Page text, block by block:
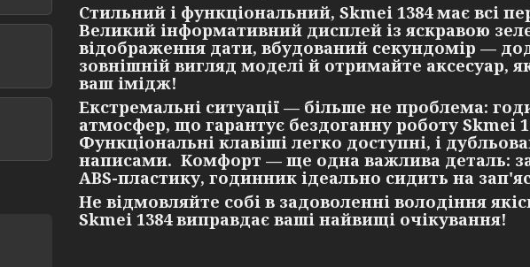
Стильний і функціональний, Skmei 1384 має всі
Великий інформативний дисплей із яскравою
відображення дати, вбудований секундомір —
зовнішній вигляд моделі й отримайте аксесуар,
ваш імідж!
Екстремальні ситуації — більше не проблема:
атмосфер, що гарантує бездоганну роботу Skmei
Функціональні клавіші легко доступні, і
написами. Комфорт — ще одна важлива деталь:
ABS-пластику, годинник ідеально сидить на
Не відмовляйте собі в задоволенні володіння
Skmei 1384 виправдає ваші найвищі очікування!